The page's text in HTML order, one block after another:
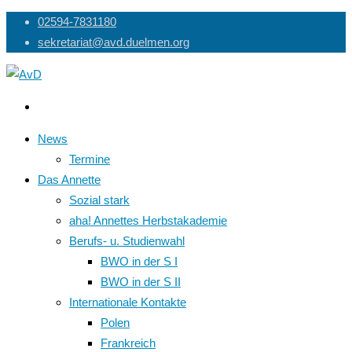
Skip
content
02594-7831180
sekretariat@avd.duelmen.org
News
Termine
Das Annette
Sozial stark
aha! Annettes Herbstakademie
Berufs- u. Studienwahl
BWO in der S I
BWO in der S II
Internationale Kontakte
Polen
Frankreich